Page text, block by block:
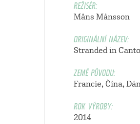
REŽISÉR:
Måns Månsson
ORIGINÁLNÍ NÁZEV:
Stranded in
ZEMĚ PŮVODU:
Francie, Čína,
ROK VÝROBY:
2014